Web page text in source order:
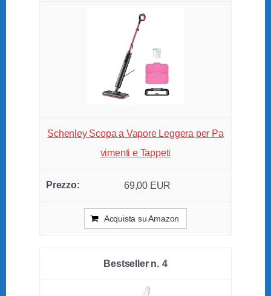
Schenley Scopa a Vapore Leggera per Pa
vimenti e Tappeti
69,00 EUR
Acquista su Amazon
4